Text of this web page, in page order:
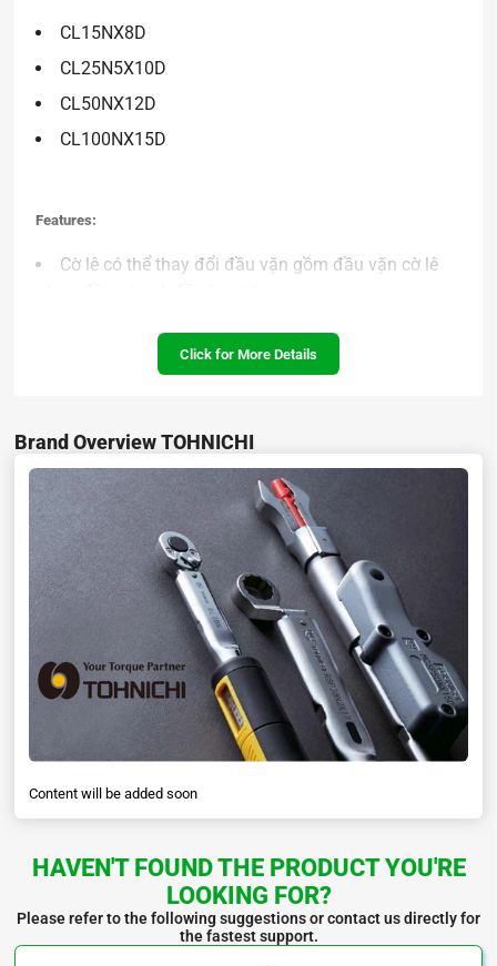
CL15NX8D
CL25N5X10D
CL50NX12D
CL100NX15D
Features:
Cờ lê có thể thay đổi đầu vặn gồm đầu vặn cờ lê
báo và tiếng chuông thông báo cho người sử dụng
nhau cho lắp ráp và sản xuất hàng loạt.
Specification:
Độ chính xác mơ men xoắn (%): 3
Hướng vặn: Phải
Số lượng / gói: 1
Model Phạm vi điều chỉnh Mô-men xoắn (N.m) Độ
3-15
CL50NX12D 10.0-50.0
CL100NX15D 20.0-100.0
Click for More Details
Brand Overview TOHNICHI
Content will be added soon
HAVEN'T FOUND THE PRODUCT YOU'RE
LOOKING FOR?
Please refer to the following suggestions or contact us directly for
the fastest support.